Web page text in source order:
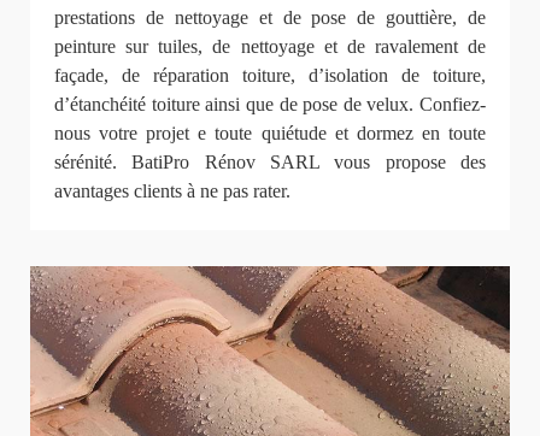
prestations de nettoyage et de pose de gouttière, de
peinture sur tuiles, de nettoyage et de ravalement de
façade, de réparation toiture, d’isolation de toiture,
d’étanchéité toiture ainsi que de pose de velux. Confiez-
nous votre projet e toute quiétude et dormez en toute
sérénité. BatiPro Rénov SARL vous propose des
avantages clients à ne pas rater.